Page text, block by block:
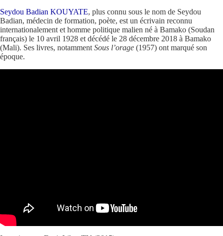
Seydou Badian KOUYATE, plus connu sous le nom de Seydou
Badian, médecin de formation, poète, est un écrivain reconnu
internationalement et homme politique malien né à Bamako (Soudan
français) le 10 avril 1928 et décédé le 28 décembre 2018 à Bamako
(Mali). Ses livres, notamment Sous l’orage (1957) ont marqué son
époque.